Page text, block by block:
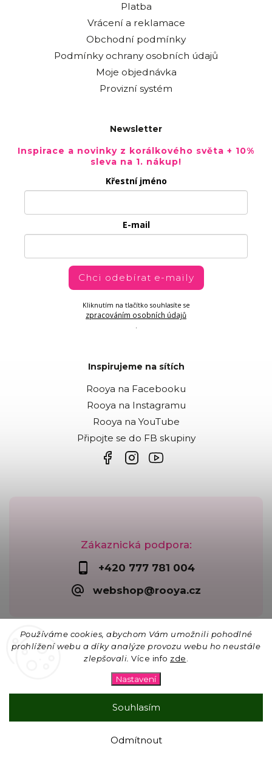
Používáme cookies, abychom Vám umožnili pohodlné
prohlížení webu a díky analýze provozu webu ho neustále
zlepšovali. Více info zde
Nastavení
Odmítnout
Souhlasím
☀ 15% SLEVA na vše na lapače slunce s kódem
Zákaznická podpora:
+420 777 781 004
webshop@rooya.cz
Platba
Vrácení a reklamace
Obchodní podmínky
Podmínky ochrany osobních údajů
Moje objednávka
Provizní systém
Newsletter
Inspirace a novinky z korálkového světa + 10%
sleva na 1. nákup!
Křestní jméno
E-mail
Chci odebírat e-maily
Kliknutím na tlačítko souhlasíte se
zpracováním osobních údajů
.
Inspirujeme na sítích
Rooya na Facebooku
Rooya na Instagramu
Rooya na YouTube
Připojte se do FB skupiny
vyhrazena.
Upravit nastavení cookies
Shoptet | Design